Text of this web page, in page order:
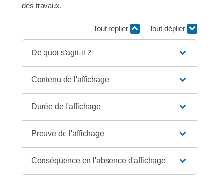
des travaux.
Tout replier Tout déplier
De quoi s'agit-il ?
Contenu de l'affichage
Durée de l'affichage
Preuve de l'affichage
Conséquence en l'absence d'affichage